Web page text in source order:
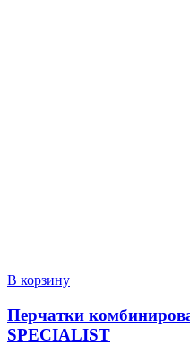
В корзину
Перчатки
SPECIALIST